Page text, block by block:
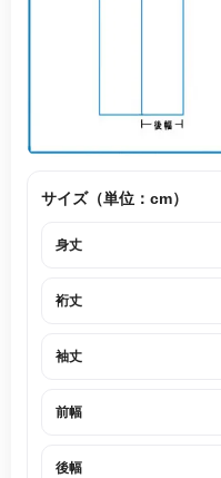
サイズ（単位：cm）
身丈
裄丈
袖丈
前幅
後幅